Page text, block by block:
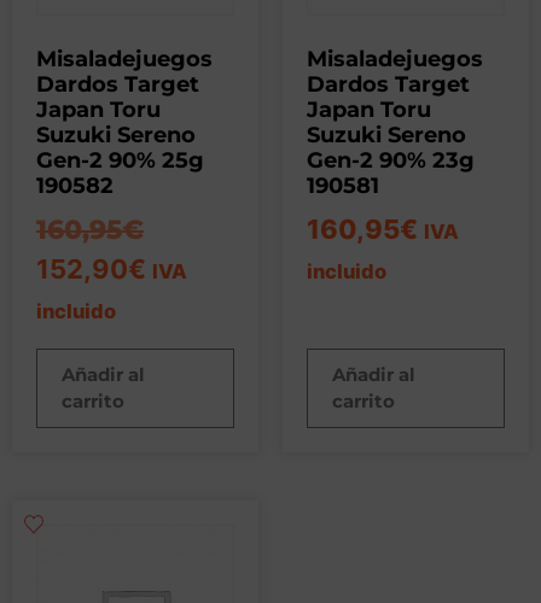
Misaladejuegos
Dardos Target
Japan Toru
Suzuki Sereno
Gen-2 90% 25g
190582
160,95€
152,90€ IVA
incluido
Añadir al
carrito
Misaladejuegos
Dardos Target
Japan Toru
Suzuki Sereno
Gen-2 90% 23g
190581
160,95€ IVA
incluido
Añadir al
carrito